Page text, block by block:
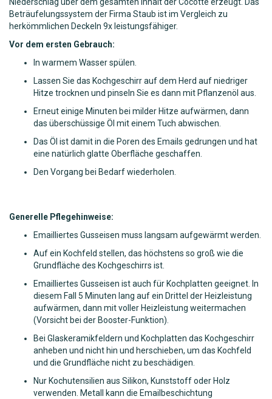
Beträufelungssystem der Firma Staub ist im Vergleich zu
herkömmlichen Deckeln 9x leistungsfähiger.
Vor dem ersten Gebrauch:
In warmem Wasser spülen.
Lassen Sie das Kochgeschirr auf dem Herd auf niedriger
Hitze trocknen und pinseln Sie es dann mit Pflanzenöl aus.
Erneut einige Minuten bei milder Hitze aufwärmen, dann
das überschüssige Öl mit einem Tuch abwischen.
Das Öl ist damit in die Poren des Emails gedrungen und hat
eine natürlich glatte Oberfläche geschaffen.
Den Vorgang bei Bedarf wiederholen.
Generelle Pflegehinweise:
Emailliertes Gusseisen muss langsam aufgewärmt werden.
Auf ein Kochfeld stellen, das höchstens so groß wie die
Grundfläche des Kochgeschirrs ist.
Emailliertes Gusseisen ist auch für Kochplatten geeignet. In
diesem Fall 5 Minuten lang auf ein Drittel der Heizleistung
aufwärmen, dann mit voller Heizleistung weitermachen
(Vorsicht bei der Booster-Funktion).
Bei Glaskeramikfeldern und Kochplatten das Kochgeschirr
anheben und nicht hin und herschieben, um das Kochfeld
und die Grundfläche nicht zu beschädigen.
Nur Kochutensilien aus Silikon, Kunststoff oder Holz
verwenden. Metall kann die Emailbeschichtung